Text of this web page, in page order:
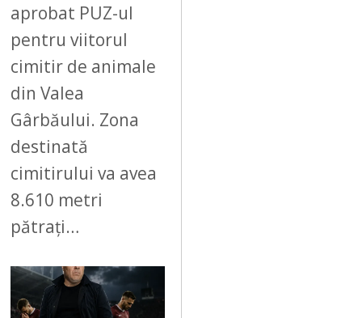
aprobat PUZ-ul
pentru viitorul
cimitir de animale
din Valea
Gârbăului. Zona
destinată
cimitirului va avea
8.610 metri
pătrați…